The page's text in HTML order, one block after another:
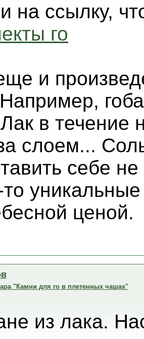
на ссылку,
го
и
в течение
слоем...
себе
то
ценой.
"Камни для го в плетенных чашах"
из лака.